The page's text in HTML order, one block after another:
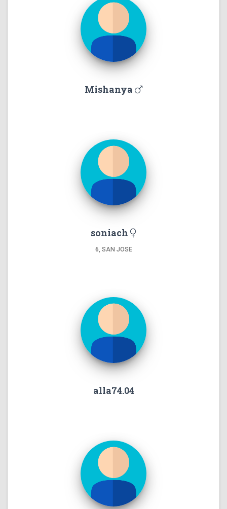
Mishanya
soniach
6, SAN JOSE
alla74.04